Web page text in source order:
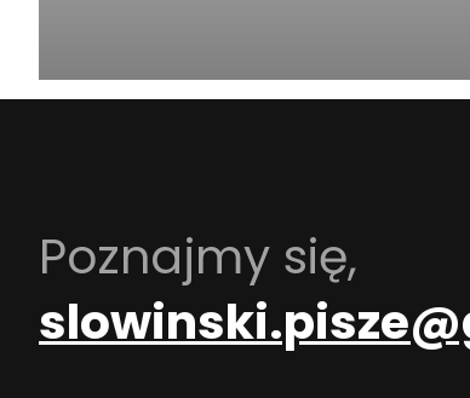
Poznajmy się,